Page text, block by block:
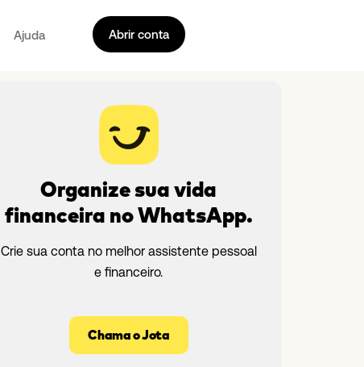
Ajuda Abrir conta
Organize sua vida
financeira no WhatsApp.
Crie sua conta no melhor assistente pessoal
e financeiro.
Chama o Jota